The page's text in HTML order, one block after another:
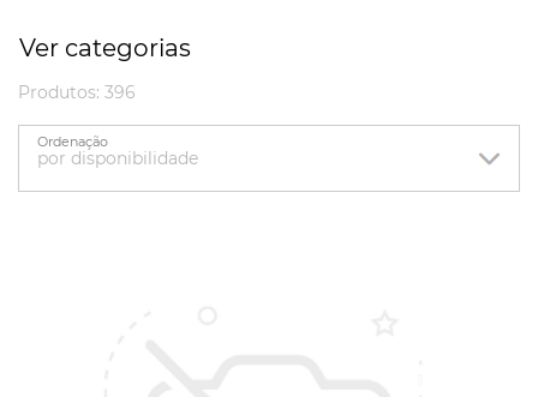
Ver categorias
Produtos: 396
Ordenação